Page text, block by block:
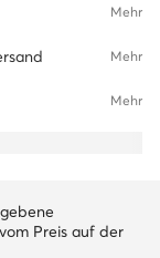
Mehr
Mehr
Mehr
Preis auf der